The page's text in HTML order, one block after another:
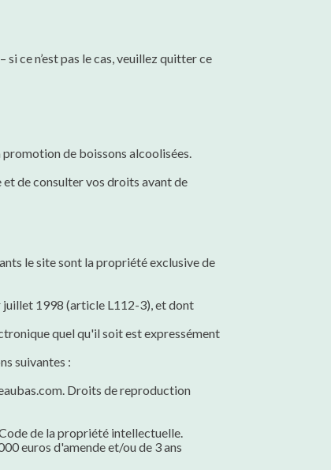
ce n’est pas le cas, veuillez quitter ce
de boissons alcoolisées.
et de consulter vos droits avant de
le site sont la propriété exclusive de
juillet 1998 (article L112-3), et dont
quel qu'il soit est expressément
suivantes :
Droits de reproduction
de la propriété intellectuelle.
euros d'amende et/ou de 3 ans